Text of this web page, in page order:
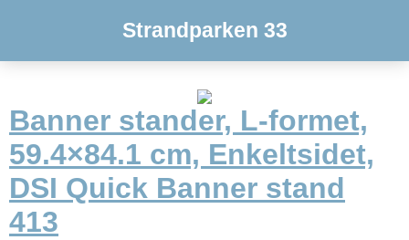
Strandparken 33
Banner stander, L-formet,
59.4×84.1 cm, Enkeltsidet,
DSI Quick Banner stand
413